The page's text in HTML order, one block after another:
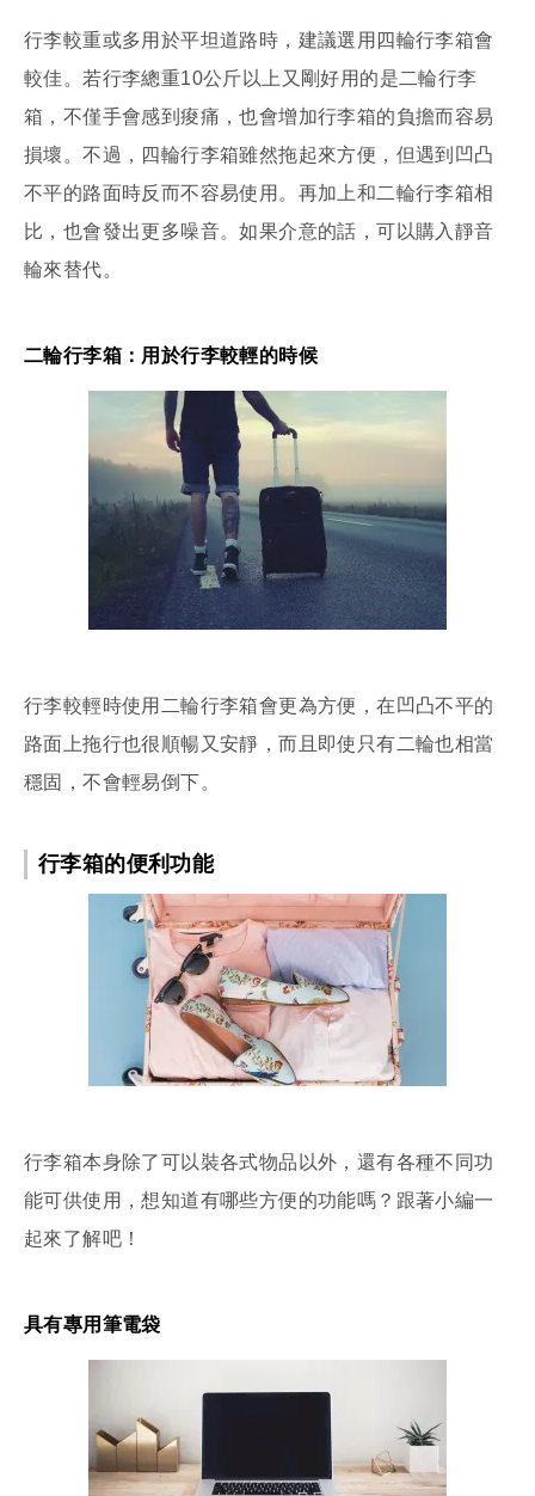
行李較重或多用於平坦道路時，建議選用四輪行李箱會
較佳。若行李總重10公斤以上又剛好用的是二輪行李
箱，不僅手會感到痠痛，也會增加行李箱的負擔而容易
損壞。不過，四輪行李箱雖然拖起來方便，但遇到凹凸
不平的路面時反而不容易使用。再加上和二輪行李箱相
比，也會發出更多噪音。如果介意的話，可以購入靜音
輪來替代。
二輪行李箱：用於行李較輕的時候
行李較輕時使用二輪行李箱會更為方便，在凹凸不平的
路面上拖行也很順暢又安靜，而且即使只有二輪也相當
穩固，不會輕易倒下。
行李箱的便利功能
行李箱本身除了可以裝各式物品以外，還有各種不同功
能可供使用，想知道有哪些方便的功能嗎？跟著小編一
起來了解吧！
具有專用筆電袋